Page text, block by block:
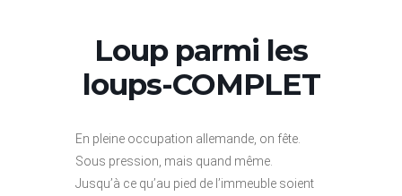
Loup parmi les
loups-COMPLET
En pleine occupation allemande, on fête.
Sous pression, mais quand même.
Jusqu’à ce qu’au pied de l’immeuble soient